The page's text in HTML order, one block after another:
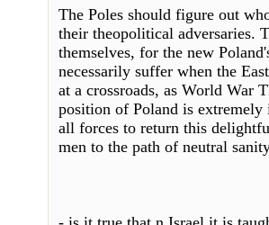
The Poles should figure out
their theopolitical adversaries.
themselves, for the new
necessarily suffer when the
at a crossroads, as World War
position of Poland is
all forces to return this
men to the path of neutral